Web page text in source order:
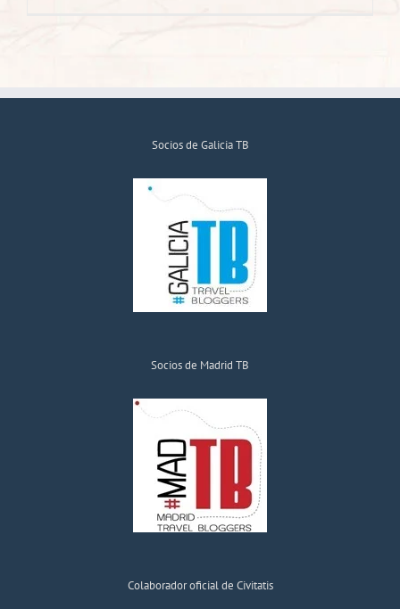
Socios de Galicia TB
Socios de Madrid TB
Colaborador oficial de Civitatis